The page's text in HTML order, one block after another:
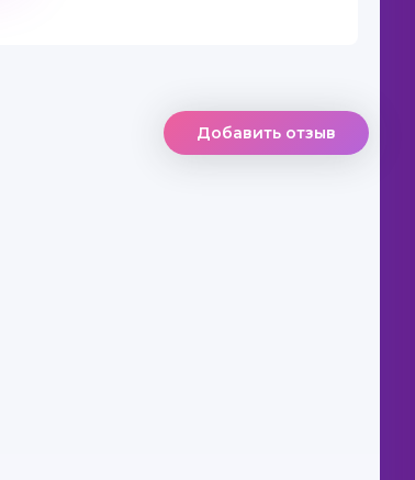
Добавить отзыв